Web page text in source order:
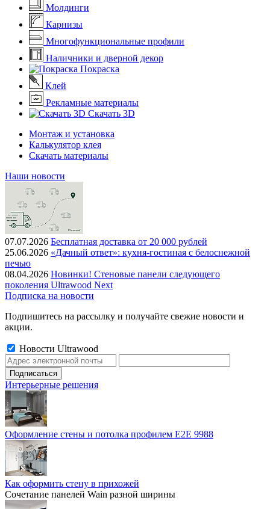
Молдинги
Карнизы
Многофункциональные профили
Наличники и дверной декор
Покраска
Клей
Рекламные материалы
Скачать 3D
Монтаж и установка
Калькулятор клея
Скачать материалы
Наши новости
07.07.2026 Бесплатная доставка от 20 000 рублей
25.06.2026 «Дачный ответ»: кухня-гостиная с белоснежной
печью
08.04.2026 Новинки! Стеновые панели следующего
поколения Ultrawood Next
Подписка на новости
Подпишитесь на рассылку и получайте свежие новости и
акции.
Новости Ultrawood
Интерьерные решения
Оформление стены и потолка профилем E2E 9988
Как оформить стену в прихожей
Сочетание панелей Wain разной ширины